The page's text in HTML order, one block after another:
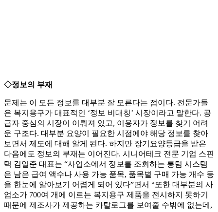
◇정보의 부재
문제는 이 모든 정보를 대부분 잘 모른다는 점이다. 전문가들
은 복지용구가 대표적인 ‘정보 비대칭’ 시장이라고 말한다. 공
급자 중심의 시장이 이뤄져 있고, 이용자가 정보를 찾기 어려
운 구조다. 대부분 요양이 필요한 시점에야 해당 정보를 찾아
보면서 제도에 대해 알게 된다. 하지만 장기요양등급을 받은
다음에도 정보의 부재는 이어진다. 시니어테크 전문 기업 스핀
택 김일준 대표는 “사업소에서 정보를 조회하는 롱텀 시스템
은 남은 급여 액수나 사용 가능 품목, 품목별 구매 가능 개수 등
을 한눈에 알아보기 어렵게 되어 있다”면서 “또한 대부분의 사
업소가 700여 개에 이르는 복지용구 제품을 전시하지 못하기
때문에 제조사가 제공하는 카탈로그를 보여줄 수밖에 없는데,